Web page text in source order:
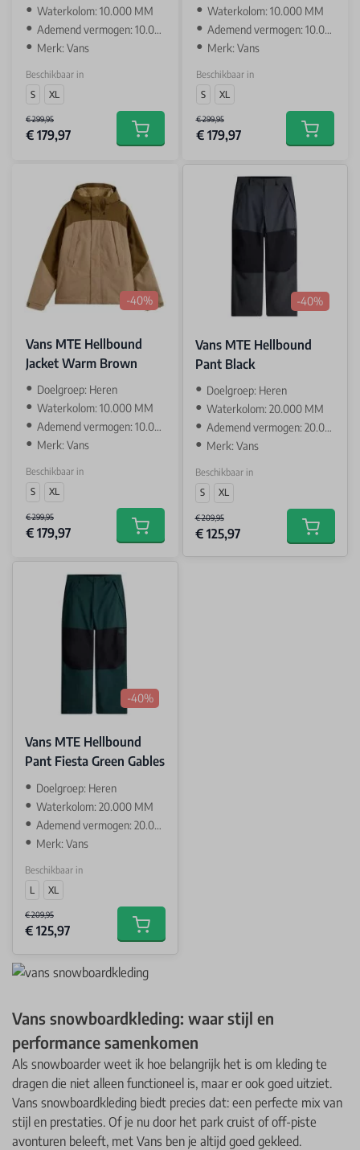
Waterkolom: 10.000 MM
Ademend vermogen: 10.000 GR
Merk: Vans
Beschikbaar in
S
XL
€ 299,95
€ 179,97 Add to cart
Waterkolom: 10.000 MM
Ademend vermogen: 10.000 GR
Merk: Vans
Beschikbaar in
S
XL
€ 299,95
€ 179,97 Add to
-40%
Vans MTE Hellbound
Jacket Warm Brown
Doelgroep: Heren
Waterkolom: 10.000 MM
Ademend vermogen: 10.000 GR
Merk: Vans
Beschikbaar in
S
XL
€ 299,95
€ 179,97 Add to cart
-40%
Vans MTE Hellbound
Pant Black
Doelgroep: Heren
Waterkolom: 20.000 MM
Ademend vermogen: 20.000 GR
Merk: Vans
Beschikbaar in
S
XL
€ 209,95
€ 125,97 Add to
-40%
Vans MTE Hellbound
Pant Fiesta Green Gables
Doelgroep: Heren
Waterkolom: 20.000 MM
Ademend vermogen: 20.000 GR
Merk: Vans
Beschikbaar in
L
XL
€ 209,95
€ 125,97 Add to cart
Vans snowboardkleding: waar stijl en
performance samenkomen
Als snowboarder weet ik hoe belangrijk het is om kleding te
dragen die niet alleen functioneel is, maar er ook goed uitziet.
Vans snowboardkleding biedt precies dat: een perfecte mix van
stijl en prestaties. Of je nu door het park cruist of off-piste
avonturen beleeft, met Vans ben je altijd goed gekleed.